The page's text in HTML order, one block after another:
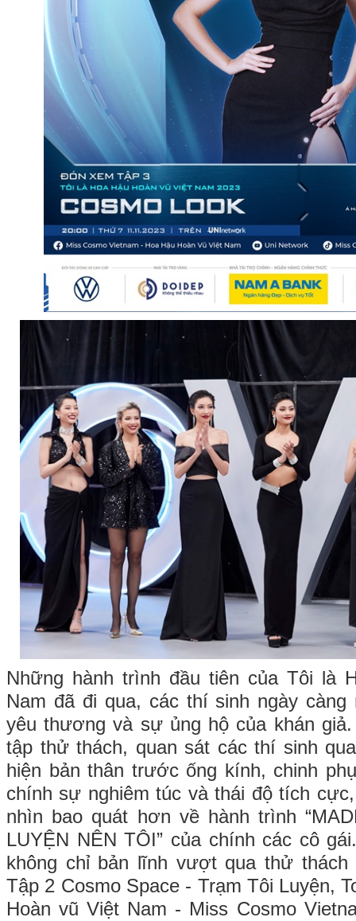
Những hành trình đầu tiên của Tôi là
Nam đã đi qua, các thí sinh ngày
yêu thương và sự ủng hộ của khán
tập thử thách, quan sát các thí sinh
hiện bản thân trước ống kính, chinh
chính sự nghiêm túc và thái độ tích
nhìn bao quát hơn về hành trình
LUYỆN NÊN TÔI” của chính các cô
không chỉ bản lĩnh vượt qua thử
Tập 2 Cosmo Space - Trạm Tôi Luyện,
Hoàn vũ Việt Nam - Miss Cosmo